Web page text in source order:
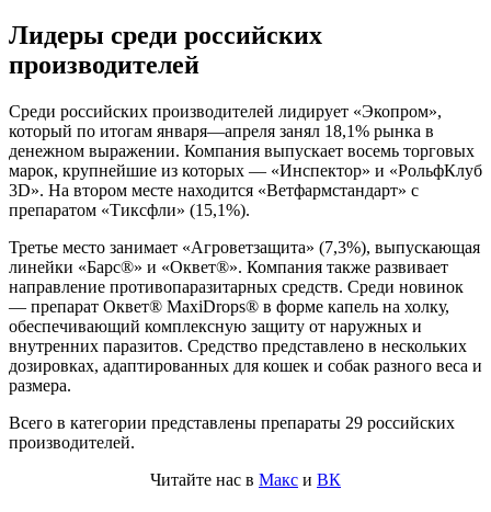
Лидеры среди российских
производителей
Среди российских производителей лидирует «Экопром»,
который по итогам января—апреля занял 18,1% рынка в
денежном выражении. Компания выпускает восемь торговых
марок, крупнейшие из которых — «Инспектор» и «РольфКлуб
3D». На втором месте находится «Ветфармстандарт» с
препаратом «Тиксфли» (15,1%).
Третье место занимает «Агроветзащита» (7,3%), выпускающая
линейки «Барс®» и «Оквет®». Компания также развивает
направление противопаразитарных средств. Среди новинок
— препарат Оквет® MaxiDrops® в форме капель на холку,
обеспечивающий комплексную защиту от наружных и
внутренних паразитов. Средство представлено в нескольких
дозировках, адаптированных для кошек и собак разного веса и
размера.
Всего в категории представлены препараты 29 российских
производителей.
Читайте нас в Макс и ВК